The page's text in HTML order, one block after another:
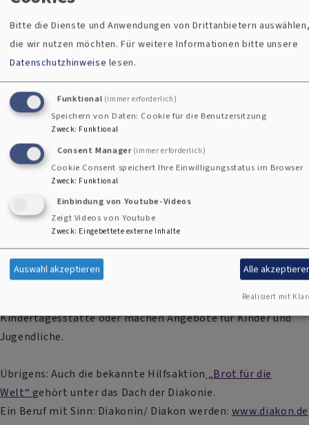
Dorfhelferstation
Schuldnerberatung
Asyl- und Mirgrationsberatung
Sozialstation
Tafel
Tagespflege
Bertreutes Wohnen
Sozialpsychiatrischer Dienst
Und viele andere Bereiche gehören zu unserem
In manchen Gemeinden gibt es auch Diakonievereine. Sie
Kindertagesstätte oder machen Angebote für Kinder und
Jugendliche.
Übrigens: Auch die bekannte Hilfsaktion „Brot für die
Welt“ gehört unter das Dach der Diakonie.
Ein Beruf mit Sinn: Diakonin/ Diakon werden: www.diakon.de
Bitte die Dienste und Anwendungen von Drittanbietern
die wir nutzen möchten.Für weitere Informationen bitte unsere
Datenschutzhinweise lesen.
Funktional (immer erforderlich)
Speichern von Daten: Cookie für die Benutzersitzung
Zweck: Funktional
Consent Manager (immer erforderlich)
Cookie Consent speichert Ihre Einwilligungsstatus im Browser
Zweck: Funktional
Einbindung von Youtube-Videos
Zeigt Videos von Youtube
Zweck: Eingebettete externe Inhalte
Auswahl akzeptieren Alle
Realisiert mit